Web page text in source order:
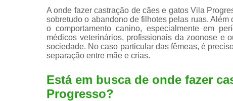
A onde fazer castração de cães e gatos Vila
sobretudo o abandono de filhotes pelas ruas.
o comportamento canino, especialmente em
médicos veterinários, profissionais da zoonose e
sociedade. No caso particular das fêmeas, é
separação entre mãe e crias.
Está em busca de onde fazer
Progresso?